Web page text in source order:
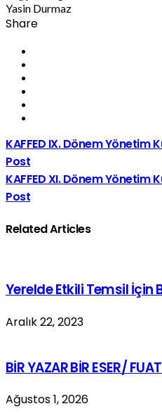
Yasin Durmaz
Share
KAFFED IX. Dönem Yönetim
Post
KAFFED XI. Dönem
Post
Related Articles
Yerelde Etkili Temsil İçin
Aralık 22, 2023
BİR YAZAR BİR ESER/
Ağustos 1, 2026